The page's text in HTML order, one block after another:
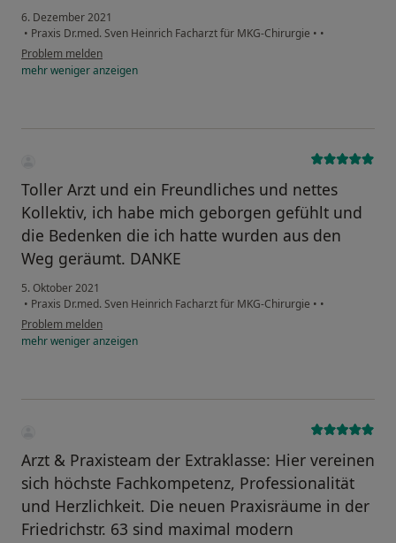
6. Dezember 2021
• Praxis Dr.med. Sven Heinrich Facharzt für MKG-Chirurgie • •
Problem melden
mehrwenigeranzeigen
Toller Arzt und ein Freundliches und nettes
Kollektiv, ich habe mich geborgen gefühlt und
die Bedenken die ich hatte wurden aus den
Weg geräumt. DANKE
5. Oktober 2021
• Praxis Dr.med. Sven Heinrich Facharzt für MKG-Chirurgie • •
Problem melden
mehrwenigeranzeigen
Arzt & Praxisteam der Extraklasse: Hier vereinen
sich höchste Fachkompetenz, Professionalität
und Herzlichkeit. Die neuen Praxisräume in der
Friedrichstr. 63 sind maximal modern